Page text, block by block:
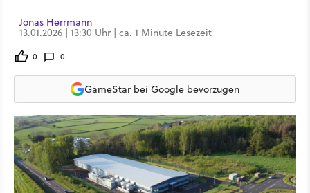
Jonas Herrmann
13.01.2026 | 13:30 Uhr | ca. 1 Minute Lesezeit
0 0
GameStar bei Google bevorzugen